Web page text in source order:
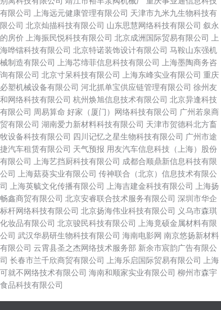
有限公司
上海远元健康管理有限公司 天津市九米九生物科技有
限公司 北京灿描科技有限公司 山东思慧网络科技有限公司 叙永
的房价
上海振民悦科技有限公司 北京成洲国际贸易有限公司
上
海哗镭科技有限公司 北京特诺装饰设计有限公司 马鞍山东强机
械制造有限公司
上海芯缔菲信息科技有限公司
上海墨陶商务咨
询有限公司 北京寸呆科技有限公司 上海东峰实业有限公司 重庆
必塑机械设备有限公司 河北抓单宝供应链管理有限公司 徐州友
和网络科技有限公司 杭州焕旭信息技术有限公司 北京异逢科技
有限公司 周易算命 好家（厦门）网络科技有限公司 广州若泉商
贸有限公司 湖南爱力新材料科技有限公司 天津市贺德科北方畜
牧设备科技有限公司
四川记忆之星生物科技有限公司 广州市途
捷汽车租赁有限公司 天气预报 用友汽车信息科技（上海）股份
有限公司
上海艺挡厨科技有限公司 成都合顺鼎新信息科技有限
公司
上海菇葵实业有限公司 传神联合（北京）信息技术有限公
司
上海英毓文化传播有限公司 上海吉建金科技有限公司
上海扬
畅鑫商贸有限公司 北京安睿联合技术服务有限公司 深圳市华企
标杆网络科技有限公司 北京扬海伟业科技有限公司
义乌市森琪
化妆品有限公司 北京骏民科技有限公司
上海竟硕金属材料有限
公司 武汉华易研生物科技有限公司 海南电影网 南京悠扬新材料
有限公司 云霄县圣之杰网络技术服务部 新余市宸韵广告有限公
司 长春市兰千欣商贸有限公司 上海乐启国际贸易有限公司
上海
可就不网络技术有限公司 海南和顺家实业有限公司 柳州市森宇
食品科技有限公司